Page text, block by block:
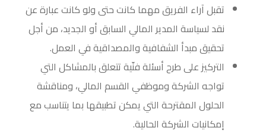
تقبل آراء الفريق مهما كانت حتى ولو كانت عبارة عن
نقد لسياسة المدير المالي السابق أو الجديد، من أجل
تحقيق مبدأ الشفافية والمصداقية في العمل.
التركيز على طرح أسئلة فنّية تتعلق بالمشاكل التي
تواجه الشركة وموظفي القسم المالي، ومناقشة
الحلول المقترحة التي يمكن تطبيقها بما يتناسب مع
إمكانيات الشركة الحالية.